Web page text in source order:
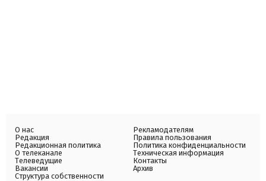
О нас
Редакция
Редакционная политика
О телеканале
Телеведущие
Вакансии
Структура собственности
Рекламодателям
Правила пользования
Политика конфиденциальности
Техническая информация
Контакты
Архив